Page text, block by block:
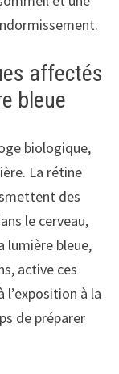
affectés
bleue
biologique,
La rétine
des
le cerveau,
lumière bleue,
active ces
à la
de préparer